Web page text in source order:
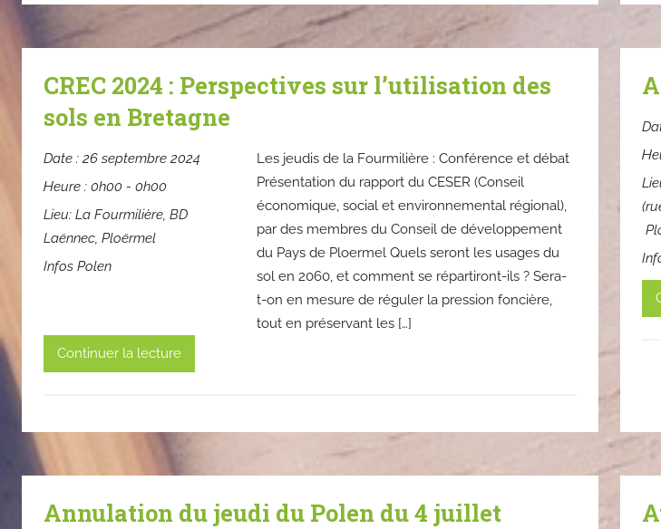
CREC 2024 : Perspectives sur l’utilisation des
sols en Bretagne
Date : 26 septembre 2024
Heure : 0h00 - 0h00
Lieu: La Fourmilière, BD
Laënnec, Ploërmel
Infos Polen
Les jeudis de la Fourmilière : Conférence et débat
Présentation du rapport du CESER (Conseil
économique, social et environnemental régional),
par des membres du Conseil de développement
du Pays de Ploermel Quels seront les usages du
sol en 2060, et comment se répartiront-ils ? Sera-
t-on en mesure de réguler la pression foncière,
tout en préservant les […]
Continuer la lecture
Annulation du jeudi du Polen du 4 juillet